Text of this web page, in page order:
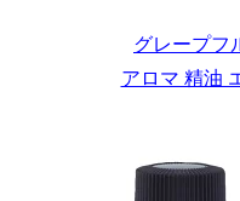
グレープフ
アロマ 精油